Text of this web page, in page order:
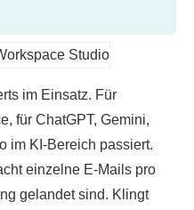
im Einsatz. Für
für ChatGPT, Gemini,
im KI-Bereich passiert.
einzelne E-Mails pro
gelandet sind. Klingt